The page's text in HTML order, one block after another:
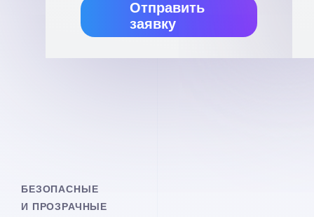
Отправить
заявку
БЕЗОПАСНЫЕ
И ПРОЗРАЧНЫЕ